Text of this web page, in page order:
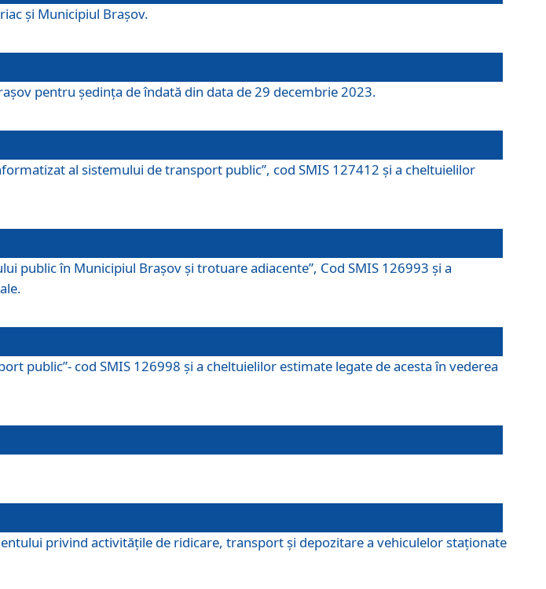
și Municipiul Brașov.
pentru ședința de îndată din data de 29 decembrie 2023.
al sistemului de transport public”, cod SMIS 127412 și a cheltuielilor
public în Municipiul Brașov şi trotuare adiacente”, Cod SMIS 126993 și a
public”- cod SMIS 126998 și a cheltuielilor estimate legate de acesta în vederea
privind activitățile de ridicare, transport şi depozitare a vehiculelor staționate